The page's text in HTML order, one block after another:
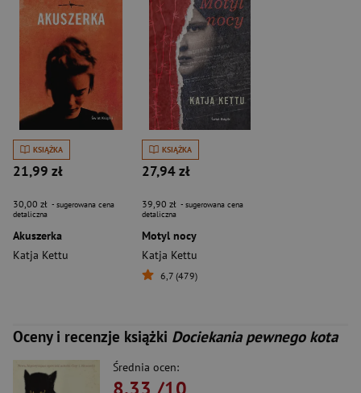
KSIĄŻKA
21,99 zł
30,00 zł - sugerowana cena
detaliczna
Akuszerka
Katja Kettu
KSIĄŻKA
27,94 zł
39,90 zł - sugerowana cena
detaliczna
Motyl nocy
Katja Kettu
6,7 (479)
Oceny i recenzje książki Dociekania pewnego kota
Średnia ocen: